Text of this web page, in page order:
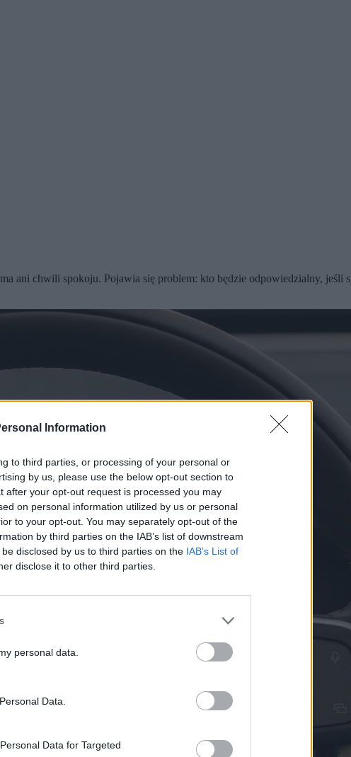
Information
to third parties, or processing of your personal or
by us, please use the below opt-out section to
after your opt-out request is processed you may
on personal information utilized by us or personal
to your opt-out. You may separately opt-out of the
by third parties on the IAB’s list of downstream
disclosed by us to third parties on the IAB’s List of
disclose it to other third parties.
personal data.
Data.
Data for Targeted
ani chwili spokoju. Pojawia się problem: kto będzie odpowiedzialny, jeśli